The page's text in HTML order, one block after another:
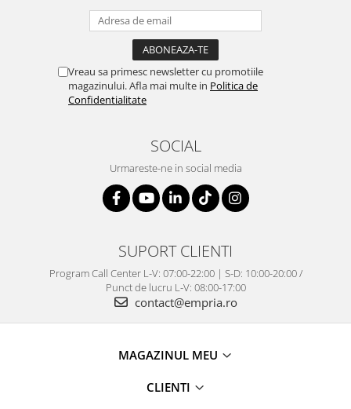
Vreau sa primesc newsletter cu promotiile
magazinului. Afla mai multe in Politica de
Confidentialitate
SOCIAL
Urmareste-ne in social media
SUPORT CLIENTI
Program Call Center L-V: 07:00-22:00 | S-D: 10:00-20:00 /
Punct de lucru L-V: 08:00-17:00
contact@empria.ro
MAGAZINUL MEU
CLIENTI